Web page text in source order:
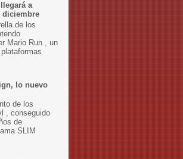
a
diciembre
de los
Mario Run , un
lo nuevo
de los
, conseguido
de
SLIM